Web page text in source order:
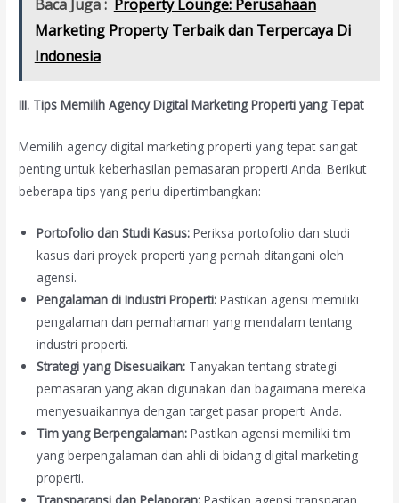
Baca Juga : Property Lounge: Perusahaan
Marketing Property Terbaik dan Terpercaya Di
Indonesia
III. Tips Memilih Agency Digital Marketing Properti yang Tepat
Memilih agency digital marketing properti yang tepat sangat
penting untuk keberhasilan pemasaran properti Anda. Berikut
beberapa tips yang perlu dipertimbangkan:
Portofolio dan Studi Kasus: Periksa portofolio dan studi
kasus dari proyek properti yang pernah ditangani oleh
agensi.
Pengalaman di Industri Properti: Pastikan agensi memiliki
pengalaman dan pemahaman yang mendalam tentang
industri properti.
Strategi yang Disesuaikan: Tanyakan tentang strategi
pemasaran yang akan digunakan dan bagaimana mereka
menyesuaikannya dengan target pasar properti Anda.
Tim yang Berpengalaman: Pastikan agensi memiliki tim
yang berpengalaman dan ahli di bidang digital marketing
properti.